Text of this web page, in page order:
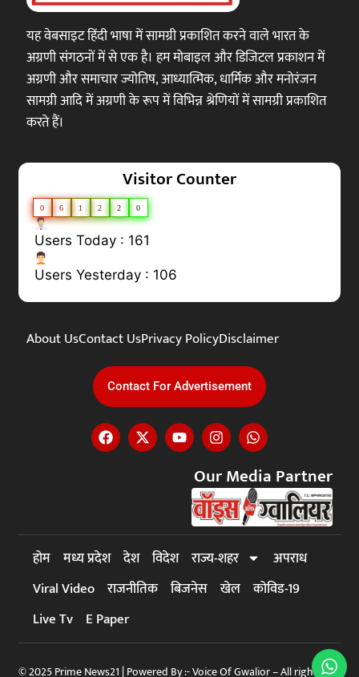
यह वेबसाइट हिंदी भाषा में सामग्री प्रकाशित करने वाले भारत के
अग्रणी संगठनों में से एक है। हम मोबाइल और डिजिटल प्रकाशन में
अग्रणी और समाचार ज्योतिष, आध्यात्मिक, धार्मिक और मनोरंजन
सामग्री आदि में अग्रणी के रूप में विभिन्न श्रेणियों में सामग्री प्रकाशित
करते हैं।
Visitor Counter
0 6 1 2 2 0
Users Today : 161
Users Yesterday : 106
About UsContact UsPrivacy PolicyDisclaimer
Contact For Advertisement
Our Media Partner
होम मध्य प्रदेश देश विदेश राज्य-शहर
अपराध
Viral Video राजनीतिक बिजनेस खेल कोविड-19
Live Tv
E Paper
© 2025 Prime News21 | Powered By :- Voice Of Gwalior – All rights